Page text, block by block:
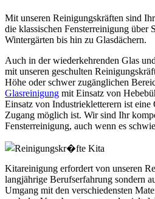
Mit unseren Reinigungskräften sind
die klassischen Fensterreinigung über
Wintergärten bis hin zu Glasdächern.
Auch in der wiederkehrenden Glas
mit unseren geschulten
Höhe oder schwer zugänglichen
Glasreinigung mit Einsatz von
Einsatz von Industriekletterern ist
Zugang möglich ist. Wir sind Ihr
Fensterreinigung, auch wenn es
Kitareinigung erfordert von unseren
langjährige Berufserfahrung sondern
Umgang mit den verschiedensten